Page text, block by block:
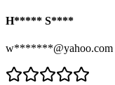
H***** S****
w*******@yahoo.com